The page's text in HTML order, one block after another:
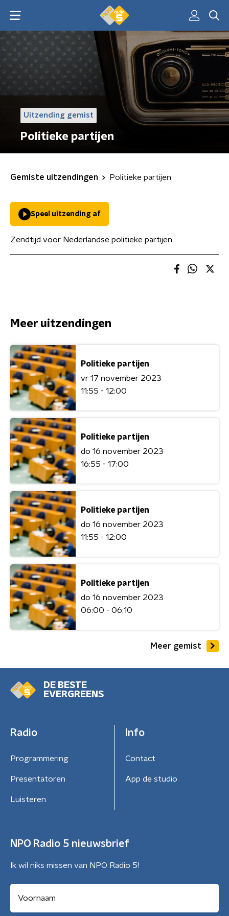
Uitzending gemist
Politieke partijen
Gemiste uitzendingen Politieke partijen
Speel uitzending af
Zendtijd voor Nederlandse politieke partijen.
Meer uitzendingen
Politieke partijen
vr 17 november 2023
11:55 - 12:00
Politieke partijen
do 16 november 2023
16:55 - 17:00
Politieke partijen
do 16 november 2023
11:55 - 12:00
Politieke partijen
do 16 november 2023
06:00 - 06:10
Meer gemist
DE BESTE
EVERGREENS
Radio
Programmering
Presentatoren
Luisteren
Info
Contact
App de studio
NPO Radio 5 nieuwsbrief
Ik wil niks missen van NPO Radio 5!